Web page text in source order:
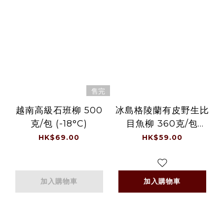
售完
越南高級石班柳 500
克/包 (-18°C)
HK$69.00
加入購物車
冰島格陵蘭有皮野生比
目魚柳 360克/包
(-18°C)
HK$59.00
加入購物車